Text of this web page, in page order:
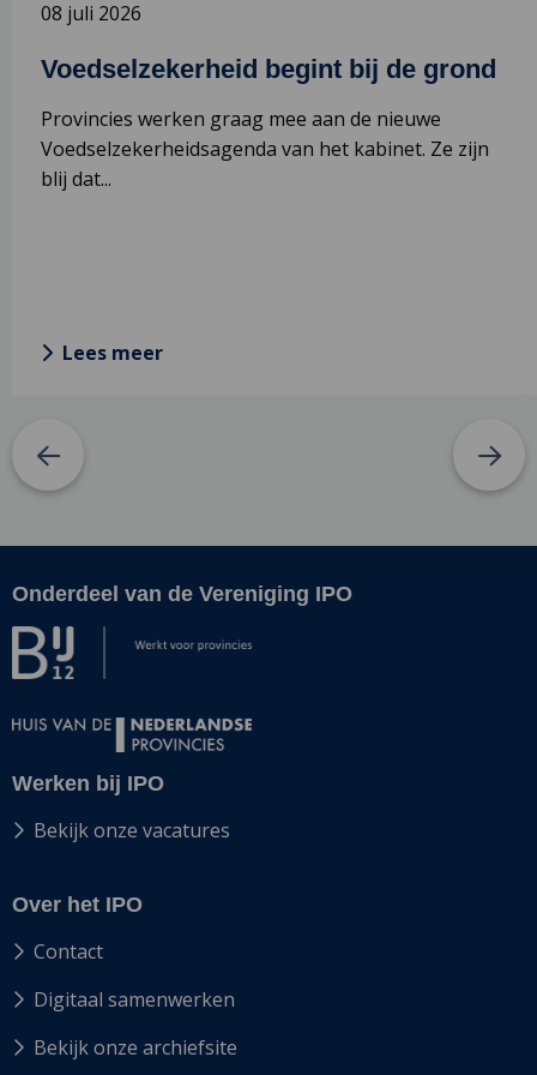
Voedselzekerheid begint bij de grond
08 juli 2026
Provincies werken graag mee aan de nieuwe
Voedselzekerheidsagenda van het kabinet. Ze zijn
blij dat...
Lees meer
Site
footer
Onderdeel van de Vereniging IPO
Werken bij IPO
Bekijk onze vacatures
Over het IPO
Contact
Digitaal samenwerken
Bekijk onze archiefsite